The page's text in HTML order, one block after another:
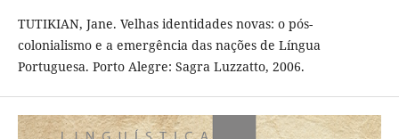
TUTIKIAN, Jane. Velhas identidades novas: o pós-
colonialismo e a emergência das nações de Língua
Portuguesa. Porto Alegre: Sagra Luzzatto, 2006.